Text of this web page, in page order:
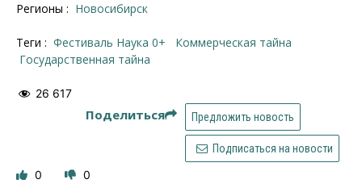
Регионы : Новосибирск
Теги : Фестиваль Наука 0+
коммерческая тайна
государственная тайна
26 617
Поделиться Предложить новость
Подписаться на новости
0 0